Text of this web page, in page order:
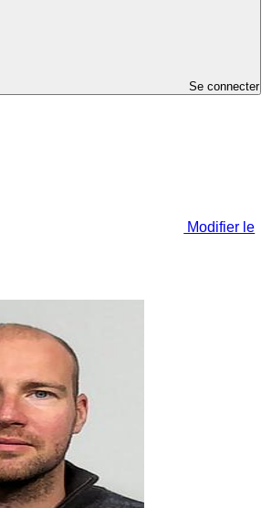
Se connecter
Modifier le